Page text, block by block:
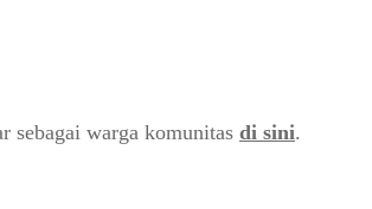
sebagai warga komunitas di sini.